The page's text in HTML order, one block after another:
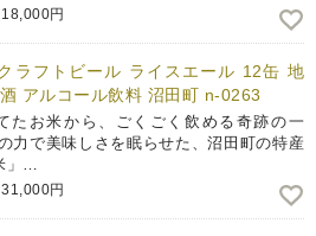
18,000円
ラフトビール ライスエール 12缶 地
アルコール飲料 沼田町 n-0263
たお米から、ごくごく飲める奇跡の一
力で美味しさを眠らせた、沼田町の特産
」…
31,000円